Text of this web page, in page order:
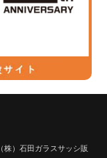
株）石田ガラスサッシ販